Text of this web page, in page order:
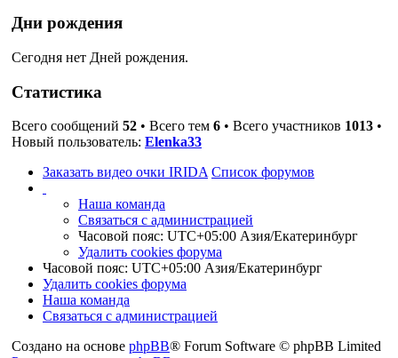
Дни рождения
Сегодня нет Дней рождения.
Статистика
Всего сообщений 52 • Всего тем 6 • Всего участников 1013 •
Новый пользователь: Elenka33
Заказать видео очки IRIDA Список форумов
Наша команда
Связаться с администрацией
Часовой пояс: UTC+05:00 Азия/Екатеринбург
Удалить cookies форума
Часовой пояс: UTC+05:00 Азия/Екатеринбург
Удалить cookies форума
Наша команда
Связаться с администрацией
Создано на основе phpBB® Forum Software © phpBB Limited